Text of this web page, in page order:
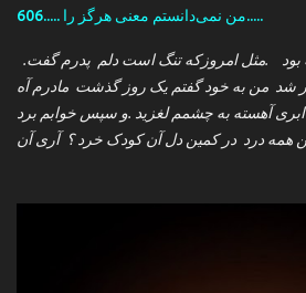
606..... من نمی‌دانستم معنی هرگز را.....
.خانه, دلتنگ غروبی خفه بود .مثل امروزکه تنگ است دلم پدرم گفت
من به خود گفتم یک روز گذشت مادرم آه
آهسته به چشمم لغزید .و سپس خوابم برد
درد در کمین دل آن کودک خرد ؟ آری آن